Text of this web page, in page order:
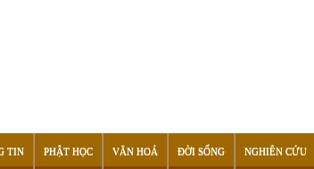
TIN PHẬT HỌC VĂN HOÁ ĐỜI SỐNG NGHIÊN CỨU